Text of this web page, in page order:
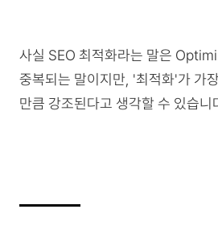
사실 SEO 최적화라는 말은
중복되는 말이지만, '최적화'가 가
만큼 강조된다고 생각할 수 있습니